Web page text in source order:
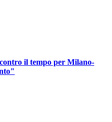
il tempo per Milano-